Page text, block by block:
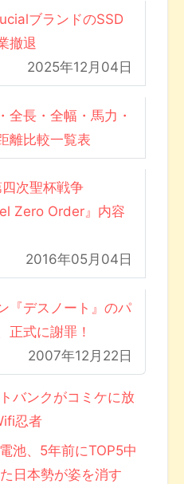
ブランドのSSD
撤退
2025年12月04日
全長・全幅・馬力・
離比較一覧表
四次聖杯戦争
Zero Order』内容
2016年05月04日
『デスノート』のパ
正式に謝罪！
2007年12月22日
バンクがコミケに放
忍者
池、5年前にTOP5中
日本勢が姿を消す